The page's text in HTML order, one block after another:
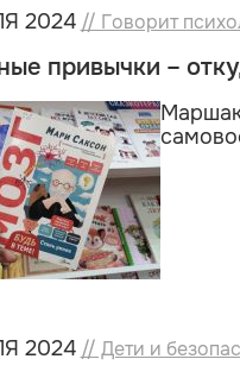
2024 // Говорит
привычки –
2024 // Дети и